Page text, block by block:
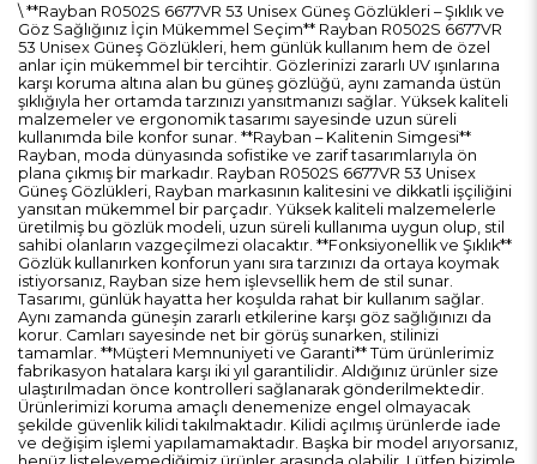
\ **Rayban R0502S 6677VR 53 Unisex Güneş Gözlükleri – Şıklık ve
Göz Sağlığınız İçin Mükemmel Seçim** Rayban R0502S 6677VR
53 Unisex Güneş Gözlükleri, hem günlük kullanım hem de özel
anlar için mükemmel bir tercihtir. Gözlerinizi zararlı UV ışınlarına
karşı koruma altına alan bu güneş gözlüğü, aynı zamanda üstün
şıklığıyla her ortamda tarzınızı yansıtmanızı sağlar. Yüksek kaliteli
malzemeler ve ergonomik tasarımı sayesinde uzun süreli
kullanımda bile konfor sunar. **Rayban – Kalitenin Simgesi**
Rayban, moda dünyasında sofistike ve zarif tasarımlarıyla ön
plana çıkmış bir markadır. Rayban R0502S 6677VR 53 Unisex
Güneş Gözlükleri, Rayban markasının kalitesini ve dikkatli işçiliğini
yansıtan mükemmel bir parçadır. Yüksek kaliteli malzemelerle
üretilmiş bu gözlük modeli, uzun süreli kullanıma uygun olup, stil
sahibi olanların vazgeçilmezi olacaktır. **Fonksiyonellik ve Şıklık**
Gözlük kullanırken konforun yanı sıra tarzınızı da ortaya koymak
istiyorsanız, Rayban size hem işlevsellik hem de stil sunar.
Tasarımı, günlük hayatta her koşulda rahat bir kullanım sağlar.
Aynı zamanda güneşin zararlı etkilerine karşı göz sağlığınızı da
korur. Camları sayesinde net bir görüş sunarken, stilinizi
tamamlar. **Müşteri Memnuniyeti ve Garanti** Tüm ürünlerimiz
fabrikasyon hatalara karşı iki yıl garantilidir. Aldığınız ürünler size
ulaştırılmadan önce kontrolleri sağlanarak gönderilmektedir.
Ürünlerimizi koruma amaçlı denemenize engel olmayacak
şekilde güvenlik kilidi takılmaktadır. Kilidi açılmış ürünlerde iade
ve değişim işlemi yapılamamaktadır. Başka bir model arıyorsanız,